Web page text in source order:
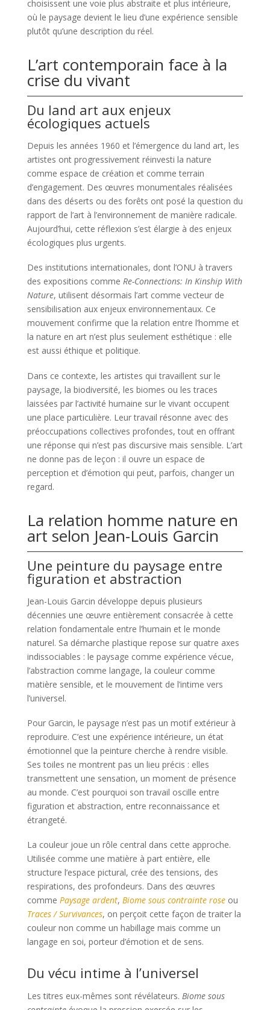
choisissent une voie plus abstraite et plus intérieure,
où le paysage devient le lieu d’une expérience sensible
plutôt qu’une description du réel.
L’art contemporain face à la
crise du vivant
Du land art aux enjeux
écologiques actuels
Depuis les années 1960 et l’émergence du land art, les
artistes ont progressivement réinvesti la nature
comme espace de création et comme terrain
d’engagement. Des œuvres monumentales réalisées
dans des déserts ou des forêts ont posé la question du
rapport de l’art à l’environnement de manière radicale.
Aujourd’hui, cette réflexion s’est élargie à des enjeux
écologiques plus urgents.
Des institutions internationales, dont l’ONU à travers
des expositions comme Re-Connections: In Kinship With
Nature, utilisent désormais l’art comme vecteur de
sensibilisation aux enjeux environnementaux. Ce
mouvement confirme que la relation entre l’homme et
la nature en art n’est plus seulement esthétique : elle
est aussi éthique et politique.
Dans ce contexte, les artistes qui travaillent sur le
paysage, la biodiversité, les biomes ou les traces
laissées par l’activité humaine sur le vivant occupent
une place particulière. Leur travail résonne avec des
préoccupations collectives profondes, tout en offrant
une réponse qui n’est pas discursive mais sensible. L’art
ne donne pas de leçon : il ouvre un espace de
perception et d’émotion qui peut, parfois, changer un
regard.
La relation homme nature en
art selon Jean-Louis Garcin
Une peinture du paysage entre
figuration et abstraction
Jean-Louis Garcin développe depuis plusieurs
décennies une œuvre entièrement consacrée à cette
relation fondamentale entre l’humain et le monde
naturel. Sa démarche plastique repose sur quatre axes
indissociables : le paysage comme expérience vécue,
l’abstraction comme langage, la couleur comme
matière sensible, et le mouvement de l’intime vers
l’universel.
Pour Garcin, le paysage n’est pas un motif extérieur à
reproduire. C’est une expérience intérieure, un état
émotionnel que la peinture cherche à rendre visible.
Ses toiles ne montrent pas un lieu précis : elles
transmettent une sensation, un moment de présence
au monde. C’est pourquoi son travail oscille entre
figuration et abstraction, entre reconnaissance et
étrangeté.
La couleur joue un rôle central dans cette approche.
Utilisée comme une matière à part entière, elle
structure l’espace pictural, crée des tensions, des
respirations, des profondeurs. Dans des œuvres
comme Paysage ardent, Biome sous contrainte roseou
Traces / Survivances, on perçoit cette façon de traiter la
couleur non comme un habillage mais comme un
langage en soi, porteur d’émotion et de sens.
Du vécu intime à l’universel
Les titres eux-mêmes sont révélateurs. Biome sous